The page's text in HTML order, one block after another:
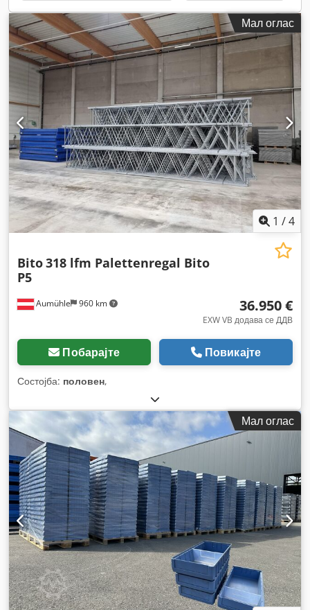
Мал оглас
1 /4
Aumühle 960 km
Bito318 lfm Palettenregal Bito
P5
36.950 €
EXW VB додава се ДДВ
Побарајте Повикајте
Состојба: половен,
Мал оглас